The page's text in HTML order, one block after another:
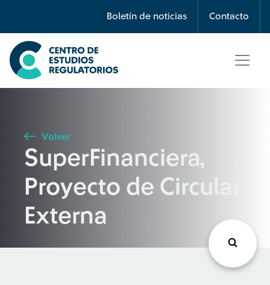
Boletín de noticias Contacto
Búsqueda
Seleccione país
Buscar
Volver
SuperFinanciera,
Proyecto de Circular
Externa